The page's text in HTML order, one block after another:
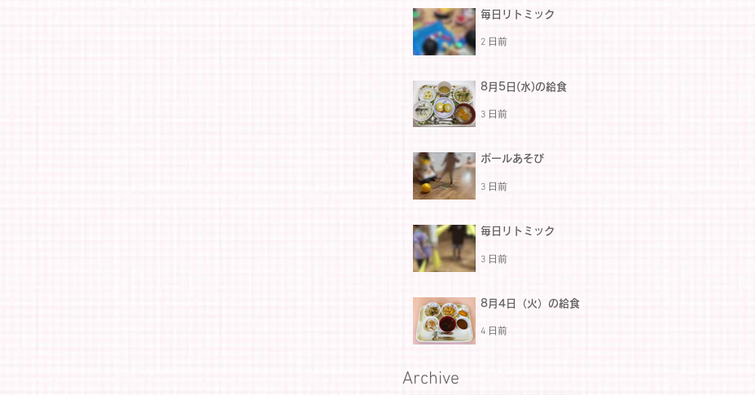
毎日リトミック
2 日前
8月5日(水)の給食
3 日前
ボールあそび
3 日前
毎日リトミック
3 日前
8月4日（火）の給食
4 日前
Archive